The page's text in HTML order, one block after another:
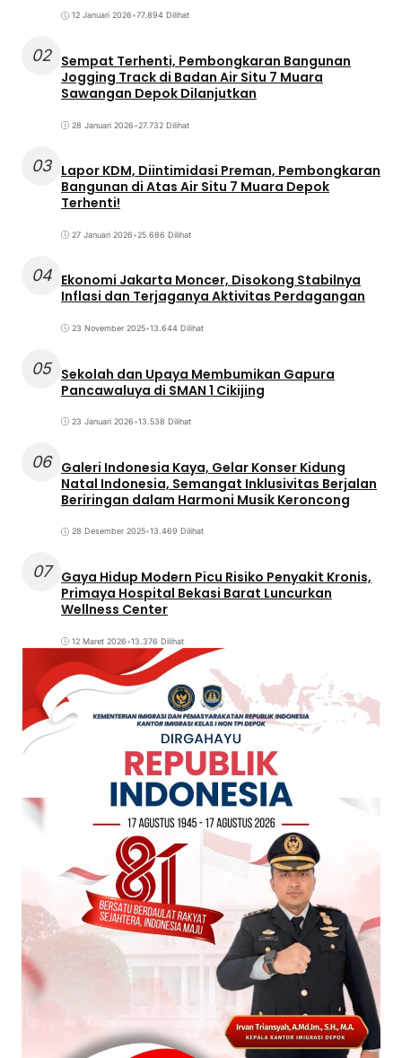
12 Januari 2026•77.894 Dilihat
02 Sempat Terhenti, Pembongkaran Bangunan
Jogging Track di Badan Air Situ 7 Muara
Sawangan Depok Dilanjutkan
28 Januari 2026•27.732 Dilihat
03 Lapor KDM, Diintimidasi Preman, Pembongkaran
Bangunan di Atas Air Situ 7 Muara Depok
Terhenti!
27 Januari 2026•25.686 Dilihat
04 Ekonomi Jakarta Moncer, Disokong Stabilnya
Inflasi dan Terjaganya Aktivitas Perdagangan
23 November 2025•13.644 Dilihat
05 Sekolah dan Upaya Membumikan Gapura
Pancawaluya di SMAN 1 Cikijing
23 Januari 2026•13.538 Dilihat
06 Galeri Indonesia Kaya, Gelar Konser Kidung
Natal Indonesia, Semangat Inklusivitas Berjalan
Beriringan dalam Harmoni Musik Keroncong
28 Desember 2025•13.469 Dilihat
07
Gaya Hidup Modern Picu Risiko Penyakit Kronis,
Primaya Hospital Bekasi Barat Luncurkan
Wellness Center
12 Maret 2026•13.376 Dilihat